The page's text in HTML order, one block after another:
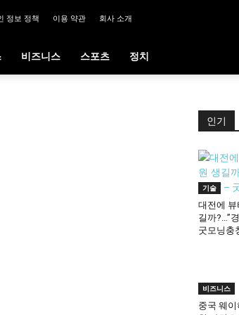
정보 정책 이용 약관 회사 소개
비즈니스 스포츠 정치
인기
기술
대전에
길까?…”
굿모닝충
비즈니스
중국 웨